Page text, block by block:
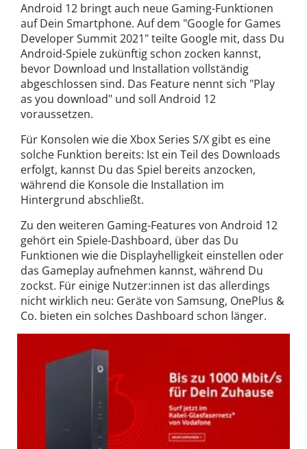
Android 12 bringt auch neue Gaming-Funktionen
auf Dein Smartphone. Auf dem "Google for Games
Developer Summit 2021" teilte Google mit, dass Du
Android-Spiele zukünftig schon zocken kannst,
bevor Download und Installation vollständig
abgeschlossen sind. Das Feature nennt sich "Play
as you download" und soll Android 12
voraussetzen.
Für Konsolen wie die Xbox Series S/X gibt es eine
solche Funktion bereits: Ist ein Teil des Downloads
erfolgt, kannst Du das Spiel bereits anzocken,
während die Konsole die Installation im
Hintergrund abschließt.
Zu den weiteren Gaming-Features von Android 12
gehört ein Spiele-Dashboard, über das Du
Funktionen wie die Displayhelligkeit einstellen oder
das Gameplay aufnehmen kannst, während Du
zockst. Für einige Nutzer:innen ist das allerdings
nicht wirklich neu: Geräte von Samsung, OnePlus &
Co. bieten ein solches Dashboard schon länger.